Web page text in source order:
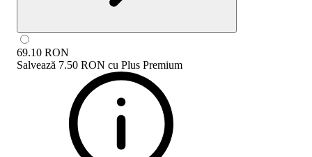
69.10 RON
Salvează 7.50 RON cu Plus Premium